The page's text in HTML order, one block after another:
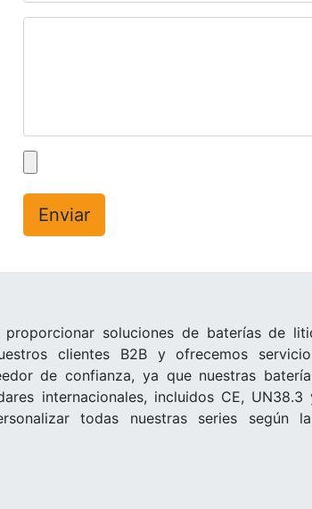
Enviar
proporcionar soluciones de baterías de
clientes B2B y ofrecemos
de confianza, ya que nuestras
internacionales, incluidos CE, UN38.3
todas nuestras series según